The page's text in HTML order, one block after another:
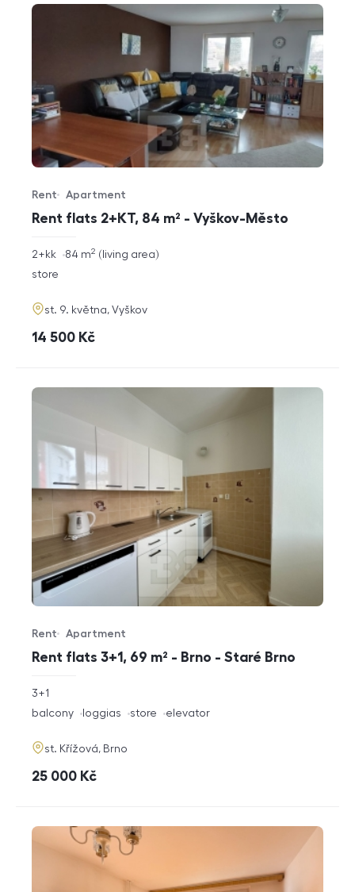
Rent flats 2+KT, 84 m² - Vyškov-Město
Offer type
Rent
Property type
Apartment
rozměry
2+kk living area
84 m2
funkce
store
adresa
st. 9. května, Vyškov
cena
14 500 Kč
Rent flats 3+1, 69 m² - Brno - Staré Brno
Offer type
Rent
Property type
Apartment
rozměry
3+1
funkce
balcony loggias store elevator
adresa
st. Křížová, Brno
cena
25 000 Kč